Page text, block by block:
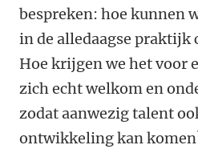
bespreken: hoe kunnen
in de alledaagse praktijk
Hoe krijgen we het voor
zich echt welkom en
zodat aanwezig talent
ontwikkeling kan